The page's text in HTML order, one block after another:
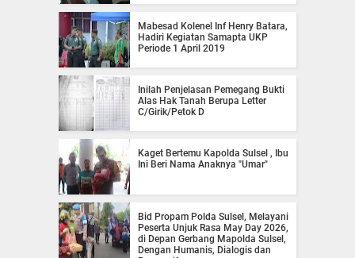
Mabesad Kolenel Inf Henry Batara,
Hadiri Kegiatan Samapta UKP
Periode 1 April 2019
Inilah Penjelasan Pemegang Bukti
Alas Hak Tanah Berupa Letter
C/Girik/Petok D
Kaget Bertemu Kapolda Sulsel , Ibu
Ini Beri Nama Anaknya "Umar"
Bid Propam Polda Sulsel, Melayani
Peserta Unjuk Rasa May Day 2026,
di Depan Gerbang Mapolda Sulsel,
Dengan Humanis, Dialogis dan